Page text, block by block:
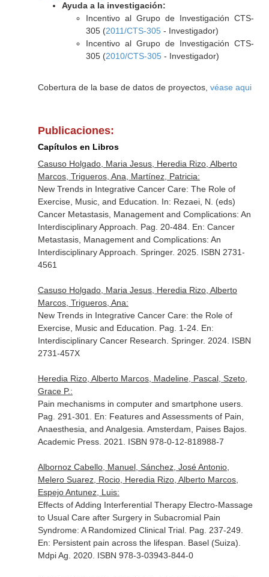
Ayuda a la investigación:
Incentivo al Grupo de Investigación CTS-
305 (2011/CTS-305- Investigador)
Incentivo al Grupo de Investigación CTS-
305 (2010/CTS-305- Investigador)
Cobertura de la base de datos de proyectos, véase aqui
Publicaciones:
Capítulos en Libros
Casuso Holgado, Maria Jesus, Heredia Rizo, Alberto
Marcos, Trigueros, Ana, Martínez, Patricia:
New Trends in Integrative Cancer Care: The Role of
Exercise, Music, and Education. In: Rezaei, N. (eds)
Cancer Metastasis, Management and Complications: An
Interdisciplinary Approach. Pag. 20-484. En: Cancer
Metastasis, Management and Complications: An
Interdisciplinary Approach . Springer. 2025. ISBN 2731-
4561
Casuso Holgado, Maria Jesus, Heredia Rizo, Alberto
Marcos, Trigueros, Ana:
New Trends in Integrative Cancer Care: the Role of
Exercise, Music and Education. Pag. 1-24. En:
Interdisciplinary Cancer Research . Springer. 2024. ISBN
2731-457X
Heredia Rizo, Alberto Marcos, Madeline, Pascal, Szeto,
Grace P.:
Pain mechanisms in computer and smartphone users.
Pag. 291-301. En: Features and Assessments of Pain,
Anaesthesia, and Analgesia . Amsterdam, Paises Bajos.
Academic Press. 2021. ISBN 978-0-12-818988-7
Albornoz Cabello, Manuel, Sánchez, José Antonio,
Melero Suarez, Rocio, Heredia Rizo, Alberto Marcos,
Espejo Antunez, Luis:
Effects of Adding Interferential Therapy Electro-Massage
to Usual Care after Surgery in Subacromial Pain
Syndrome: A Randomized Clinical Trial. Pag. 237-249.
En: Persistent pain across the lifespan . Basel (Suiza).
Mdpi Ag. 2020. ISBN 978-3-03943-844-0